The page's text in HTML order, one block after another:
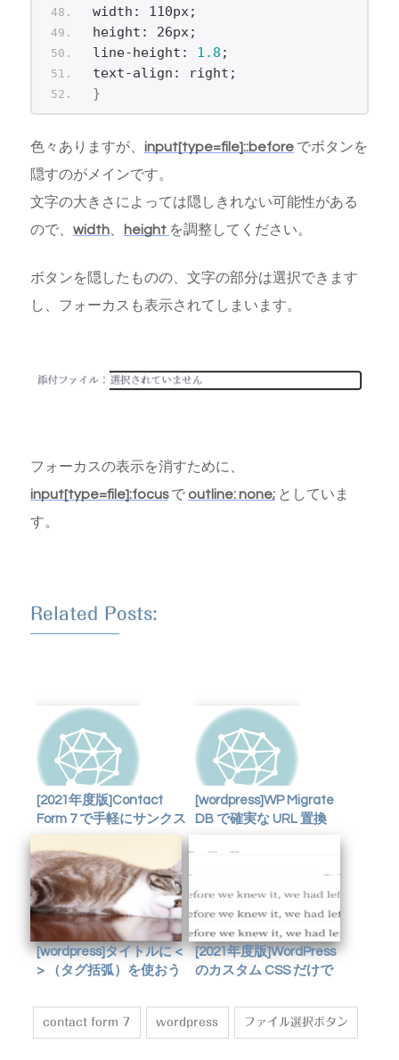
width: 110px;
height: 26px;
line-height: 1.8 ;
text-align: right;
}
色々ありますが、 input[type=file]::before でボタンを
隠すのがメインです。
文字の大きさによっては隠しきれない可能性がある
ので、 width height を調整してください。
ボタンを隠したものの、文字の部分は選択できます
し、フォーカスも表示されてしまいます。
フォーカスの表示を消すために、
input[type=file]:focusで outline: none; としていま
す。
Related Posts:
[2021年度版]Contact
Form 7 で手軽にサンクス
ページに飛ばしたい
[wordpress]WP Migrate
DB で確実な URL 置換
[wordpress]タイトルに <
> （タグ括弧）を使おう
した話
[2021年度版]WordPress
のカスタム CSS だけで
を使う
contact form 7 wordpress ファイル選択ボタン